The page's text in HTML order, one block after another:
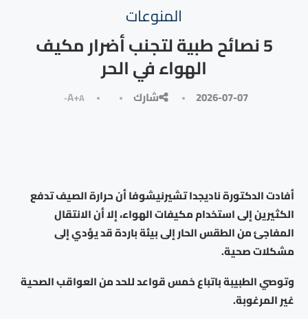
المنوعات
5 نصائح طبية لتجنب أضرار مكيف
الهواء في الحر
2026-07-07 شارك A+A-
أفادت الدكتورة ناديجدا تشيرنيشوفا أن حرارة الصيف تدفع
الكثيرين إلى استخدام مكيفات الهواء، إلا أن الانتقال
المفاجئ من الطقس الحار إلى بيئة باردة قد يؤدي إلى
مشكلات صحية.
وتوصي الطبيبة باتباع خمس قواعد للحد من العواقب الصحية
غير المرغوبة.